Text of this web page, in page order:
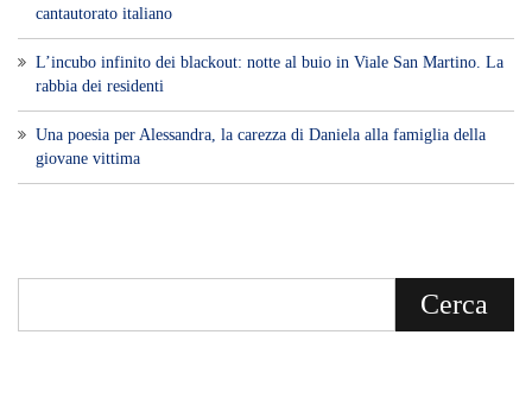
cantautorato italiano
L’incubo infinito dei blackout: notte al buio in Viale San Martino. La
rabbia dei residenti
Una poesia per Alessandra, la carezza di Daniela alla famiglia della
giovane vittima